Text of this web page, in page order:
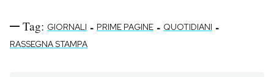
Tag: GIORNALI - PRIME PAGINE - QUOTIDIANI -
RASSEGNA STAMPA